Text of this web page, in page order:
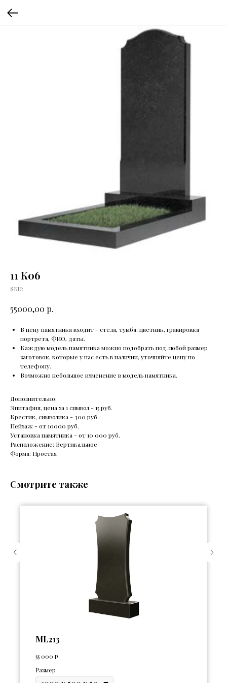
11 К06
SKU:
55000,00 р.
В цену памятника входит - стела, тумба. цветник, гравировка
портрета, ФИО, даты.
Каждую модель памятника можно подобрать под любой размер
заготовок, которые у нас есть в наличии, уточняйте цену по
телефону.
Возможно небольшое изменение в модель памятника.
Дополнительно:
Эпитафия, цена за 1 символ - 15 руб.
Крестик, символика - 300 руб.
Пейзаж - от 10000 руб.
Установка памятника - от 10 000 руб.
Расположение: Вертикальное
Форма: Простая
Смотрите также
ML213
55 000 р.
Размер